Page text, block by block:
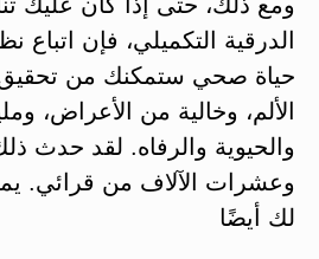
الدرقية التكميلي، فإن اتباع
حياة صحي ستمكنك من تحقيق
الألم، وخالية من الأعراض،
والحيوية والرفاه. لقد حدث
وعشرات الآلاف من قرائي.
لك أيضًا